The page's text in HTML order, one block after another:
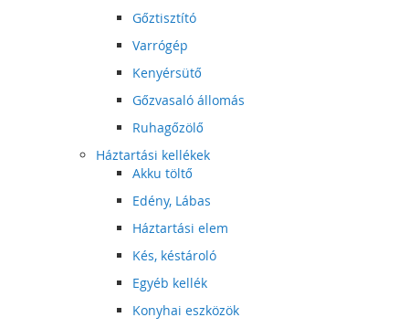
Gőztisztító
Varrógép
Kenyérsütő
Gőzvasaló állomás
Ruhagőzölő
Háztartási kellékek
Akku töltő
Edény, Lábas
Háztartási elem
Kés, késtároló
Egyéb kellék
Konyhai eszközök